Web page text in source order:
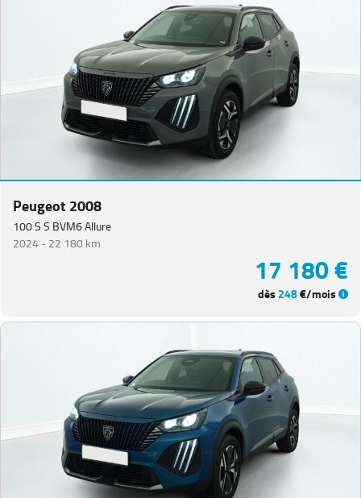
Peugeot 2008
100 S S BVM6 Allure
2024 -22 180 km
17 180 €
dès 248€/mois